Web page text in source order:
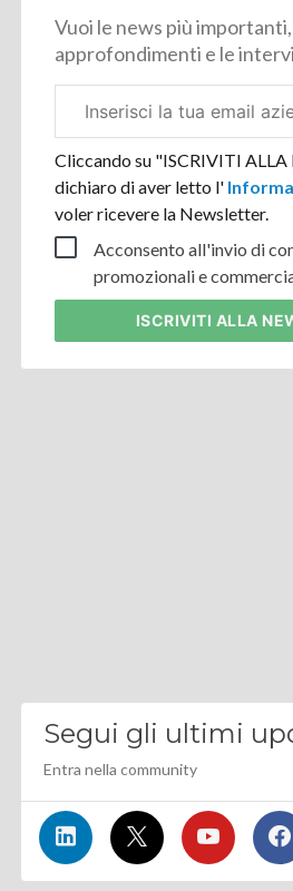
Vuoi le news più
approfondimenti e le
aziendale
Cliccando su "ISCRIVITI ALLA
dichiaro di aver letto l'
voler ricevere la Newsletter.
Acconsento all'invio di
promozionali e
ISCRIVITI ALLA
Segui gli ultimi
Entra nella community